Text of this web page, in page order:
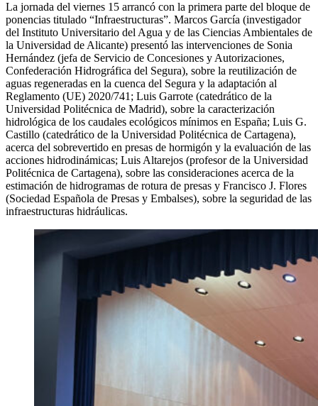
La jornada del viernes 15 arrancó con la primera parte del bloque de
ponencias titulado “Infraestructuras”. Marcos García (investigador
del Instituto Universitario del Agua y de las Ciencias Ambientales de
la Universidad de Alicante) presentó las intervenciones de Sonia
Hernández (jefa de Servicio de Concesiones y Autorizaciones,
Confederación Hidrográfica del Segura), sobre la reutilización de
aguas regeneradas en la cuenca del Segura y la adaptación al
Reglamento (UE) 2020/741; Luis Garrote (catedrático de la
Universidad Politécnica de Madrid), sobre la caracterización
hidrológica de los caudales ecológicos mínimos en España; Luis G.
Castillo (catedrático de la Universidad Politécnica de Cartagena),
acerca del sobrevertido en presas de hormigón y la evaluación de las
acciones hidrodinámicas; Luis Altarejos (profesor de la Universidad
Politécnica de Cartagena), sobre las consideraciones acerca de la
estimación de hidrogramas de rotura de presas y Francisco J. Flores
(Sociedad Española de Presas y Embalses), sobre la seguridad de las
infraestructuras hidráulicas.